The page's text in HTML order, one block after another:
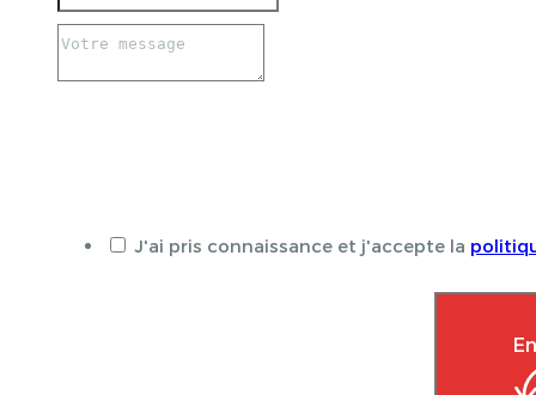
J'ai pris connaissance et j'accepte la